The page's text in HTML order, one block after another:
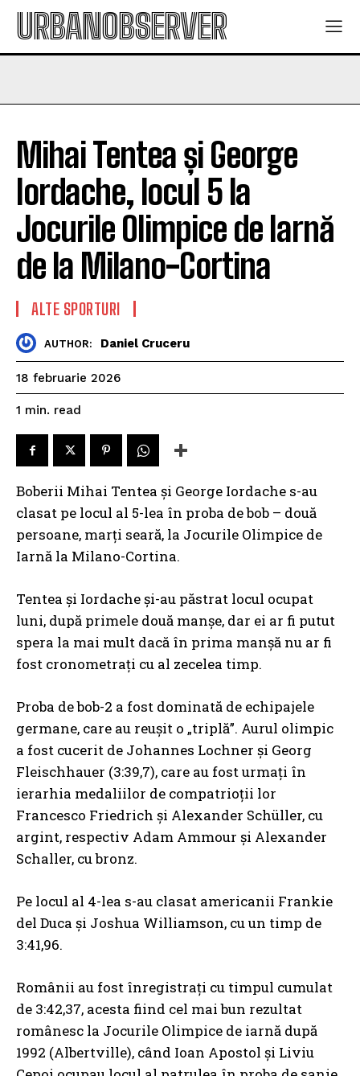
URBANOBSERVER
Mihai Tentea și George
Iordache, locul 5 la
Jocurile Olimpice de Iarnă
de la Milano-Cortina
ALTE SPORTURI
AUTHOR: Daniel Cruceru
18 februarie 2026
1 min. read
Boberii Mihai Tentea și George Iordache s-au
clasat pe locul al 5-lea în proba de bob – două
persoane, marți seară, la Jocurile Olimpice de
Iarnă la Milano-Cortina.
Tentea și Iordache și-au păstrat locul ocupat
luni, după primele două manșe, dar ei ar fi putut
spera la mai mult dacă în prima manșă nu ar fi
fost cronometrați cu al zecelea timp.
Proba de bob-2 a fost dominată de echipajele
germane, care au reușit o „triplă”. Aurul olimpic
a fost cucerit de Johannes Lochner și Georg
Fleischhauer (3:39,7), care au fost urmați în
ierarhia medaliilor de compatrioții lor
Francesco Friedrich și Alexander Schüller, cu
argint, respectiv Adam Ammour și Alexander
Schaller, cu bronz.
Pe locul al 4-lea s-au clasat americanii Frankie
del Duca și Joshua Williamson, cu un timp de
3:41,96.
Românii au fost înregistrați cu timpul cumulat
de 3:42,37, acesta fiind cel mai bun rezultat
românesc la Jocurile Olimpice de iarnă după
1992 (Albertville), când Ioan Apostol și Liviu